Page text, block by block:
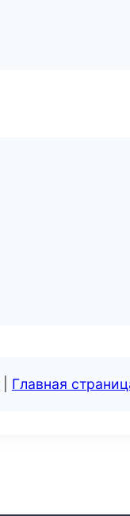
Главная